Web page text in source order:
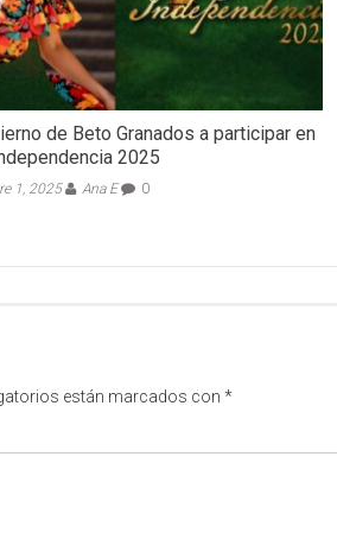
de Beto Granados a participar en
2025
1, 2025 Ana E 0
están marcados con *